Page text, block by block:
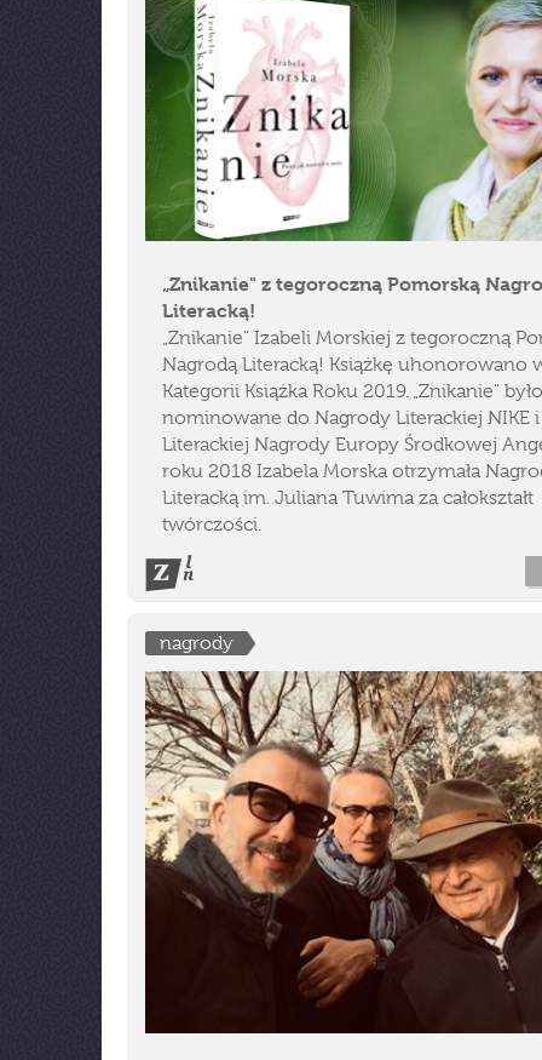
„Znikanie" z tegoroczną Pomorską
Literacką!
„Znikanie" Izabeli Morskiej z tegoroczną
Nagrodą Literacką! Książkę uhonorowano
Kategorii Książka Roku 2019. „Znikanie"
nominowane do Nagrody Literackiej NIKE i
Literackiej Nagrody Europy Środkowej
roku 2018 Izabela Morska otrzymała
Literacką im. Juliana Tuwima za całokształt
twórczości.
nagrody